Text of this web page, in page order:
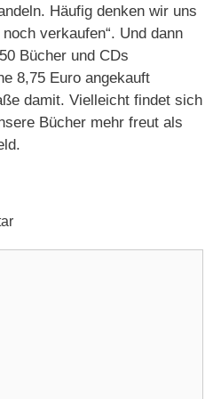
Häufig denken wir uns
verkaufen“. Und dann
Bücher und CDs
8,75 Euro angekauft
damit. Vielleicht findet sich
Bücher mehr freut als